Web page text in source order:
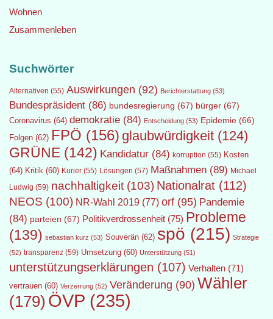
Wohnen
Zusammenleben
Suchwörter
Alternativen (55) Auswirkungen (92) Berichterstattung (53)
Bundespräsident (86) bundesregierung (67) bürger (67)
Coronavirus (64) demokratie (84) Entscheidung (53) Epidemie (66)
Folgen (62) FPÖ (156) glaubwürdigkeit (124)
GRÜNE (142) Kandidatur (84) korruption (55) Kosten
(64) Kritik (60) Kurier (55) Lösungen (57) Maßnahmen (89) Michael
Ludwig (59) nachhaltigkeit (103) Nationalrat (112)
NEOS (100) NR-Wahl 2019 (77) orf (95) Pandemie
(84) parteien (67) Politikverdrossenheit (75) Probleme
(139) sebastian kurz (53) Souverän (62) spö (215) Strategie
(52) transparenz (59) Umsetzung (60) Unterstützung (51)
unterstützungserklärungen (107) Verhalten (71)
vertrauen (60) Verzerrung (52) Veränderung (90) Wähler
(179) ÖVP (235)